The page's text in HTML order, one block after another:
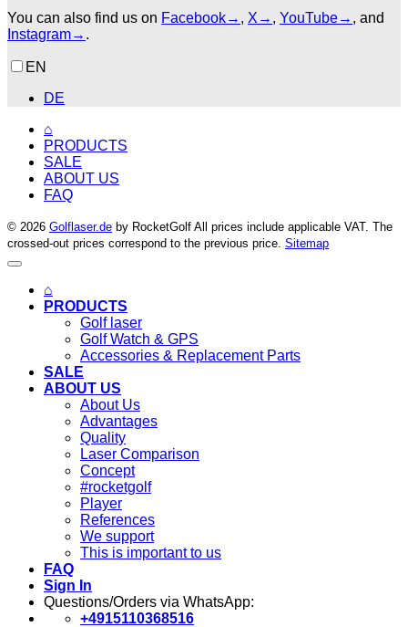
You can also find us on Facebook→ , X→ , YouTube→ , and
Instagram→ .
EN
DE
⌂
PRODUCTS
SALE
ABOUT US
FAQ
© 2026 Golflaser.de by RocketGolf All prices include applicable VAT. The
crossed-out prices correspond to the previous price. Sitemap
⌂
PRODUCTS
Golf laser
Golf Watch & GPS
Accessories & Replacement Parts
SALE
ABOUT US
About Us
Advantages
Quality
Laser Comparison
Concept
#rocketgolf
Player
References
We support
This is important to us
FAQ
Sign In
Questions/Orders via WhatsApp:
+4915110368516